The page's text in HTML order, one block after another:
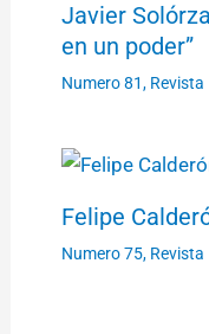
Javier
en un poder”
Numero 81, Revista
Felipe
Numero 75, Revista